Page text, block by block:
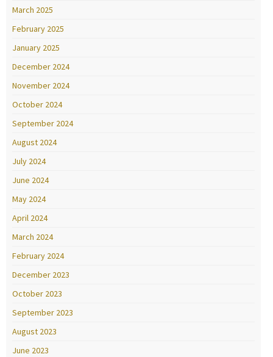
March 2025
February 2025
January 2025
December 2024
November 2024
October 2024
September 2024
August 2024
July 2024
June 2024
May 2024
April 2024
March 2024
February 2024
December 2023
October 2023
September 2023
August 2023
June 2023